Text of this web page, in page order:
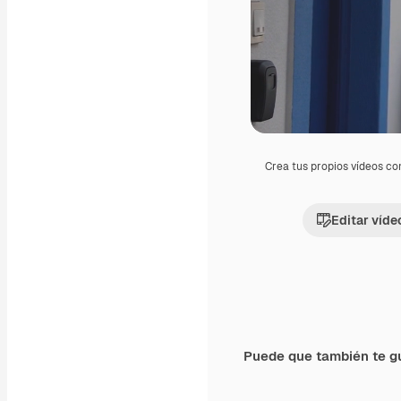
Crea tus propios vídeos
Editar
Puede que también te